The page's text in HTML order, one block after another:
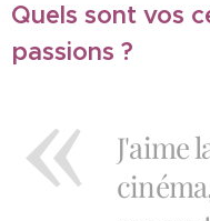
Quels sont vos
passions ?
J'aime